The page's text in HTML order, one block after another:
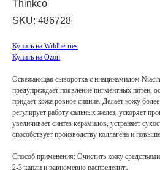
Thinkco
SKU: 486728
Купить на Wildberries
Купить на Ozon
Освежающая сыворотка с ниацинамидом
предупреждает появление пигментных пятен,
придает коже ровное сияние. Делает кожу
регулирует работу сальных желез, ускоряет
увеличивает синтез керамидов, устраняет
способствует производству коллагена и
Способ применения: Очистить кожу
2-3 капли и равномерно распределить.